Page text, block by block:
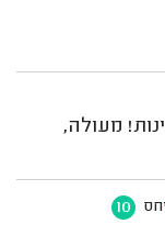
מעולה,
10